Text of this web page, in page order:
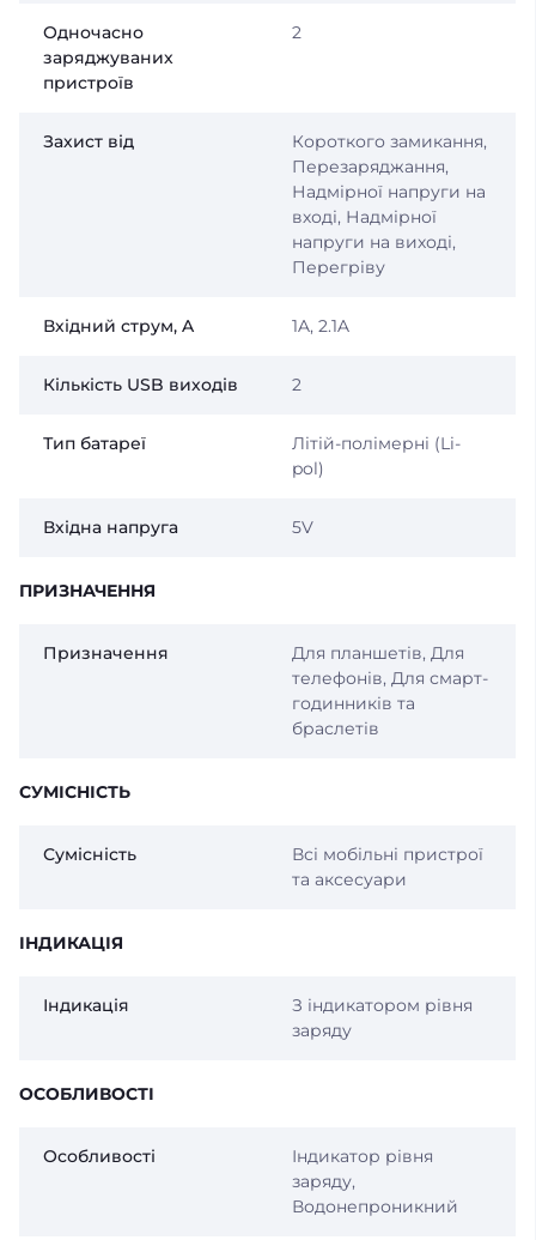
Одночасно
заряджуваних
пристроїв
2
Захист від
Короткого замикання,
Перезаряджання,
Надмірної напруги на
вході, Надмірної
напруги на виході,
Перегріву
Вхідний струм, A 1A, 2.1A
Кількість USB виходів 2
Тип батареї
Літій-полімерні (Li-
pol)
Вхідна напруга 5V
ПРИЗНАЧЕННЯ
Призначення
Для планшетів, Для
телефонів, Для смарт-
годинників та
браслетів
СУМІСНІСТЬ
Сумісність
Всі мобільні пристрої
та аксесуари
ІНДИКАЦІЯ
Індикація
З індикатором рівня
заряду
ОСОБЛИВОСТІ
Особливості
Індикатор рівня
заряду,
Водонепроникний